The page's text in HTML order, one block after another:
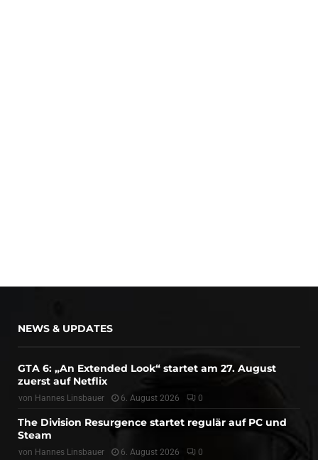
NEWS & UPDATES
GTA 6: „An Extended Look“ startet am 27. August
zuerst auf Netflix
von Hannes Linsbauer 6. August 2026 0
The Division Resurgence startet regulär auf PC und
Steam
von Hannes Linsbauer 6. August 2026 0